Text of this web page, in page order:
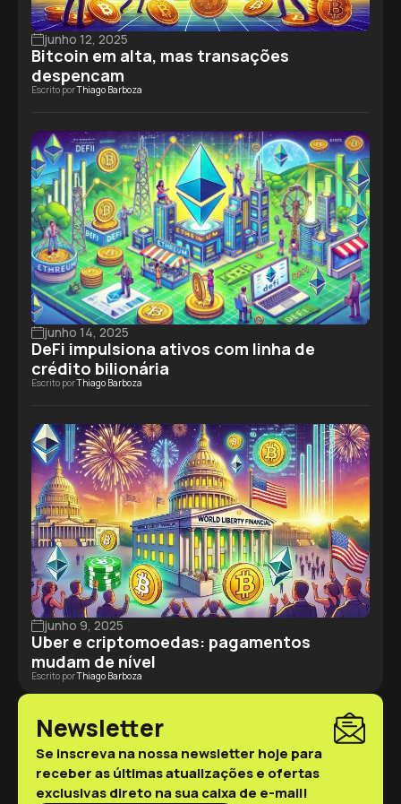
junho 12, 2025
Bitcoin em alta, mas transações
despencam
Escrito porThiago Barboza
junho 14, 2025
DeFi impulsiona ativos com linha de
crédito bilionária
Escrito porThiago Barboza
junho 9, 2025
Uber e criptomoedas: pagamentos
mudam de nível
Escrito porThiago Barboza
Newsletter
Se inscreva na nossa newsletter hoje para
receber as últimas atualizações e ofertas
exclusivas direto na sua caixa de e-mail!